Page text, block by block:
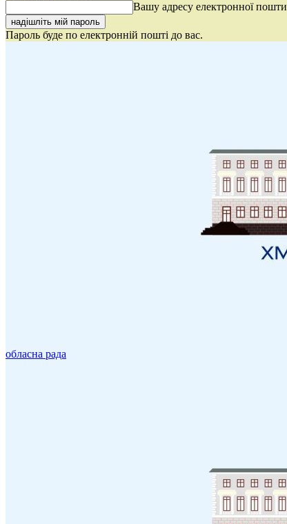
Вашу адресу електронної пошти
Пароль буде по електронній пошті до вас.
обласна рада